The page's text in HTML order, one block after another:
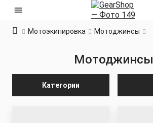
Мотоэкипировка Мотоджинсы
Мотоджинсы
Категории